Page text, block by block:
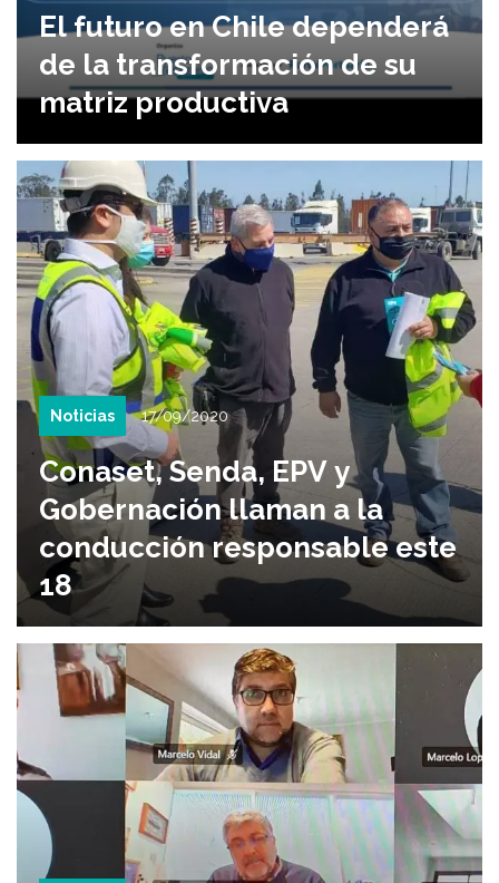
El futuro en Chile dependerá
de la transformación de su
matriz productiva
Noticias 17/09/2020
Conaset, Senda, EPV y
Gobernación llaman a la
conducción responsable este
18